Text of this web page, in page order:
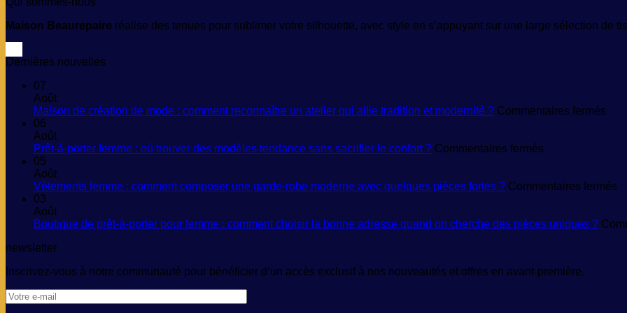
Maison Beaurepaire réalise des tenues pour sublimer votre silhouette, avec style en s’appuyant sur une large sélection de
Dernières nouvelles
07
Août
Maison de création de mode : comment reconnaître un atelier qui allie tradition et modernité ? Commentaires fermés
:
un
06
Août
Prêt-à-porter femme : où trouver des modèles tendance sans sacrifier le confort ? Commentaires fermés
porter
où
tendance
05
Août
Vêtements femme : comment composer une garde-robe moderne avec quelques pièces fortes ? Commentaires fermés
:
03
Août
Boutique de prêt-à-porter pour femme : comment choisir la bonne adresse quand on cherche des pièces uniques ?
newsletter
Inscrivez-vous à notre communauté pour bénéficier d’un accès exclusif à nos nouveautés et offres en avant-première.